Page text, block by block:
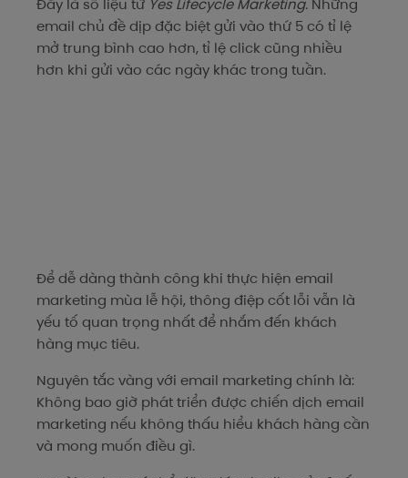
Đây là số liệu từ Yes Lifecycle Marketing. Những
email chủ đề dịp đặc biệt gửi vào thứ 5 có tỉ lệ
mở trung bình cao hơn, tỉ lệ click cũng nhiều
hơn khi gửi vào các ngày khác trong tuần.
Để dễ dàng thành công khi thực hiện email
marketing mùa lễ hội, thông điệp cốt lỗi vẫn là
yếu tố quan trọng nhất để nhắm đến khách
hàng mục tiêu.
Nguyên tắc vàng với email marketing chính là:
Không bao giờ phát triển được chiến dịch email
marketing nếu không thấu hiểu khách hàng cần
và mong muốn điều gì.